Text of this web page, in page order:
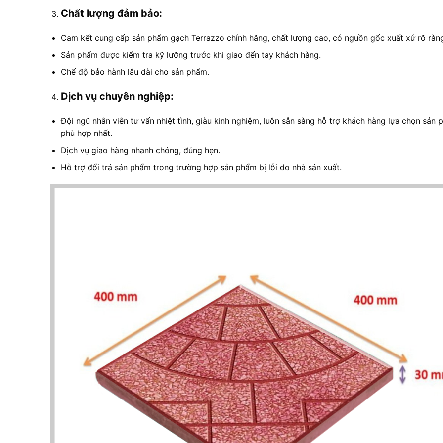
Chất lượng đảm bảo:
Cam kết cung cấp sản phẩm gạch Terrazzo chính hãng, chất lượng cao, có nguồn gốc xuất xứ rõ
Sản phẩm được kiểm tra kỹ lưỡng trước khi giao đến tay khách hàng.
Chế độ bảo hành lâu dài cho sản phẩm.
Dịch vụ chuyên nghiệp:
Đội ngũ nhân viên tư vấn nhiệt tình, giàu kinh nghiệm, luôn sẵn sàng hỗ trợ khách hàng lựa chọn sản
phù hợp nhất.
Dịch vụ giao hàng nhanh chóng, đúng hẹn.
Hỗ trợ đổi trả sản phẩm trong trường hợp sản phẩm bị lỗi do nhà sản xuất.